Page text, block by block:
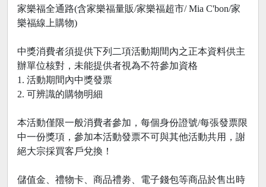
家樂福全通路(含家樂福量販/家樂福超市/ Mia C'bon/家
樂福線上購物)
中獎消費者須提供下列二項活動期間內之正本資料供主
辦單位核對，未能提供者視為不符參加資格
1. 活動期間內中獎發票
2. 可辨識的購物明細
本活動僅限一般消費者參加，每個身份證號/每張發票限
中一份獎項，參加本活動發票不可與其他活動共用，謝
絕大宗採買客戶兌換！
儲值金、禮物卡、商品禮劵、電子錢包等商品於售出時